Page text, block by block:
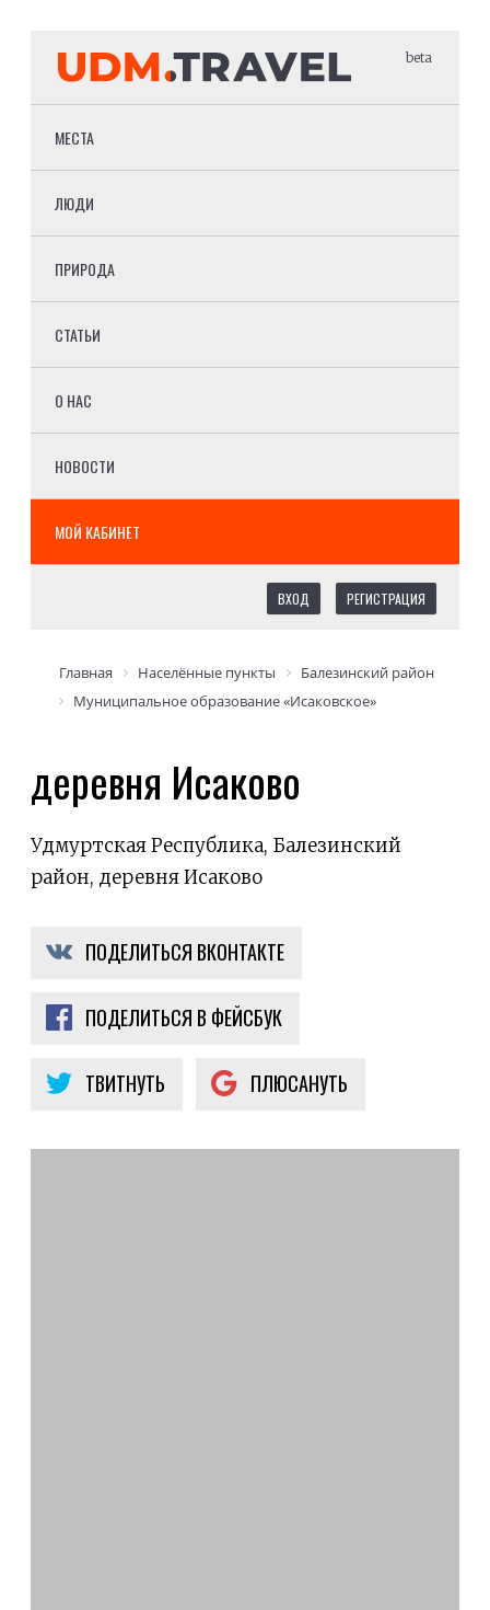
beta
МЕСТА
ЛЮДИ
ПРИРОДА
СТАТЬИ
О НАС
НОВОСТИ
МОЙ КАБИНЕТ
ВХОД РЕГИСТРАЦИЯ
Главная Населённые пункты
Балезинский район
Муниципальное образование «Исаковское»
деревня Исаково
Удмуртская Республика, Балезинский
район, деревня Исаково
ПОДЕЛИТЬСЯ ВКОНТАКТЕ
ПОДЕЛИТЬСЯ В ФЕЙСБУК
ТВИТНУТЬ ПЛЮСАНУТЬ